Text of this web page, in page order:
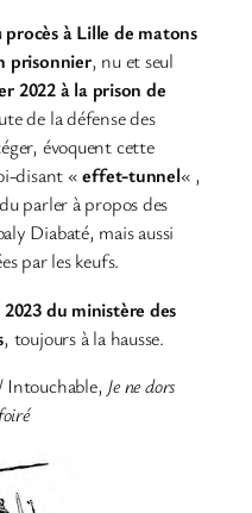
procès à Lille de matons
prisonnier, nu et seul
2022 à la prison de
de la défense des
évoquent cette
disant «effet-tunnel« ,
parler à propos des
Diabaté, mais aussi
par les keufs.
du ministère des
, toujours à la hausse.
Je ne dors